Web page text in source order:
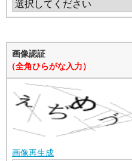
画像認証
（全角ひらがな入力）
画像再生成